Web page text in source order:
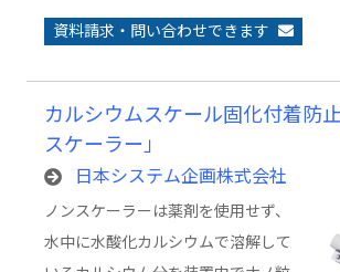
資料請求・問い合わせできます
カルシウムスケール固化付着防
スケーラー」
日本システム企画株式会社
ノンスケーラーは薬剤を使用せず、
水中に水酸化カルシウムで溶解して